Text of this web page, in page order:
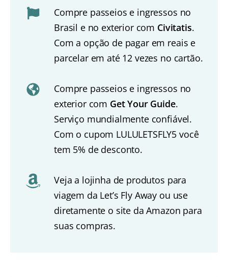
Compre passeios e ingressos no
Brasil e no exterior com Civitatis.
Com a opção de pagar em reais e
parcelar em até 12 vezes no cartão.
Compre passeios e ingressos no
exterior com Get Your Guide.
Serviço mundialmente confiável.
Com o cupom LULULETSFLY5 você
tem 5% de desconto.
Veja a lojinha de produtos para
viagem da Let’s Fly Away ou use
diretamente o site da Amazon para
suas compras.